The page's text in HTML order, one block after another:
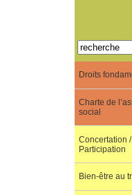
À
Droits
Charte de
social
Concertation /
Participation
Bien-être au